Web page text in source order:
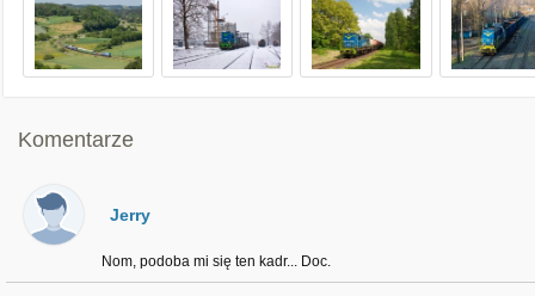
Komentarze
Jerry
Nom, podoba mi się ten kadr... Doc.